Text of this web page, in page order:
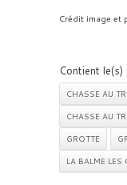
Crédit image et
Contient
CHASSE AU
CHASSE AU
GROTTE
LA BALME LES